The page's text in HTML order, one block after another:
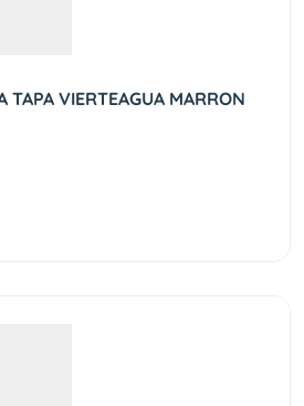
TAPA VIERTEAGUA MARRON